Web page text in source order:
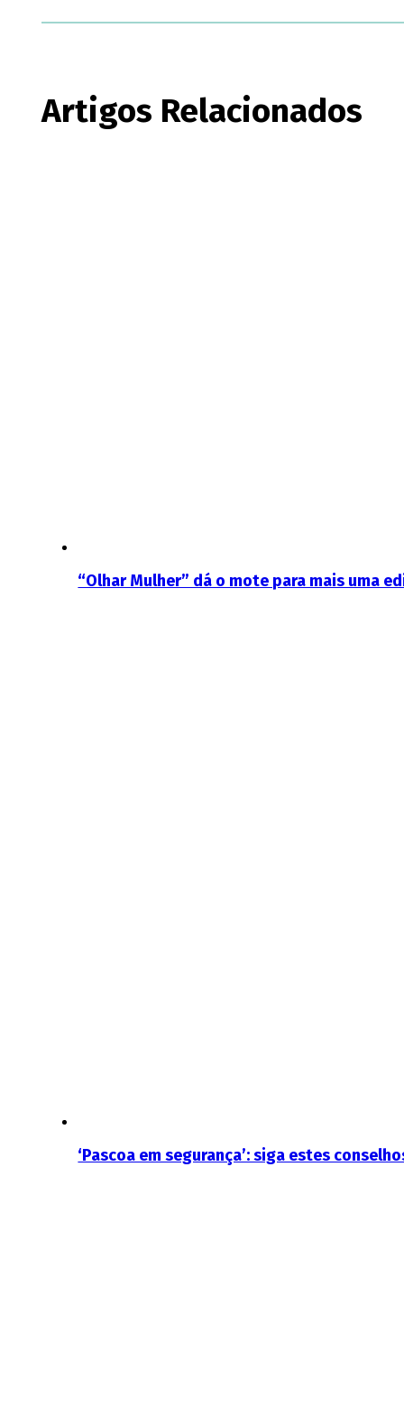
Artigos Relacionados
“Olhar Mulher” dá o mote para mais uma
‘Pascoa em segurança’: siga estes